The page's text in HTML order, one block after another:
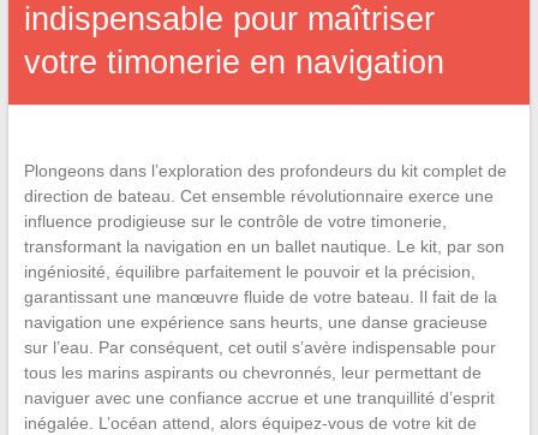
indispensable pour maîtriser
votre timonerie en navigation
Plongeons dans l’exploration des profondeurs du kit complet de
direction de bateau. Cet ensemble révolutionnaire exerce une
influence prodigieuse sur le contrôle de votre timonerie,
transformant la navigation en un ballet nautique. Le kit, par son
ingéniosité, équilibre parfaitement le pouvoir et la précision,
garantissant une manœuvre fluide de votre bateau. Il fait de la
navigation une expérience sans heurts, une danse gracieuse
sur l’eau. Par conséquent, cet outil s’avère indispensable pour
tous les marins aspirants ou chevronnés, leur permettant de
naviguer avec une confiance accrue et une tranquillité d’esprit
inégalée. L’océan attend, alors équipez-vous de votre kit de